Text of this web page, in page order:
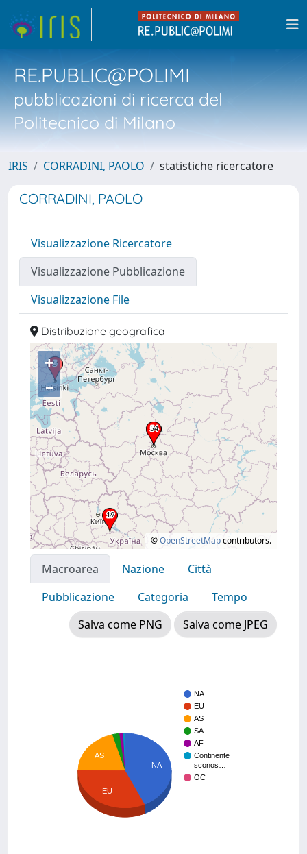
RE.PUBLIC@POLIMI
pubblicazioni di ricerca del
Politecnico di Milano
IRIS CORRADINI, PAOLO statistiche ricercatore
CORRADINI, PAOLO
Visualizzazione Ricercatore
Visualizzazione Pubblicazione
Visualizzazione File
Distribuzione geografica
+
–
©OpenStreetMapcontributors.
Macroarea Nazione
Città
Pubblicazione
Categoria
Tempo
Salva come PNG
Salva come JPEG
NA
EU
AS
SA
AF
Continente
sconos…
OC
NA
AS
EU